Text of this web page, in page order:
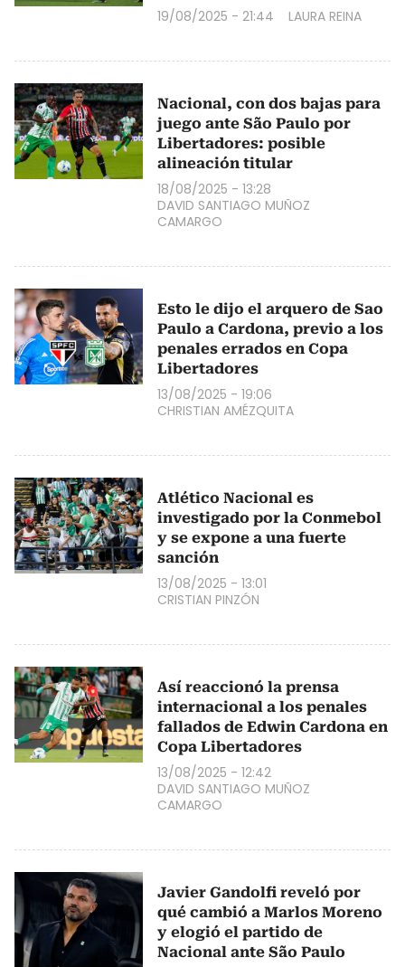
19/08/2025 - 21:44 LAURA REINA
Nacional, con dos bajas para
juego ante São Paulo por
Libertadores: posible
alineación titular
18/08/2025 - 13:28
DAVID SANTIAGO MUÑOZ
CAMARGO
Esto le dijo el arquero de Sao
Paulo a Cardona, previo a los
penales errados en Copa
Libertadores
13/08/2025 - 19:06
CHRISTIAN AMÉZQUITA
Atlético Nacional es
investigado por la Conmebol
y se expone a una fuerte
sanción
13/08/2025 - 13:01
CRISTIAN PINZÓN
Así reaccionó la prensa
internacional a los penales
fallados de Edwin Cardona en
Copa Libertadores
13/08/2025 - 12:42
DAVID SANTIAGO MUÑOZ
CAMARGO
Javier Gandolfi reveló por
qué cambió a Marlos Moreno
y elogió el partido de
Nacional ante São Paulo